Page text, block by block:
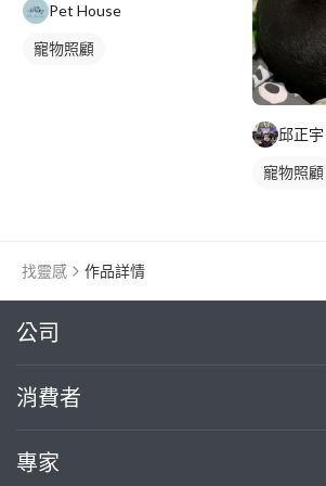
Pet House
寵物照顧
邱正宇
寵物照顧
找靈感 作品詳情
公司
關於我們
部落格
消費者
買服務
專家
繼續完成